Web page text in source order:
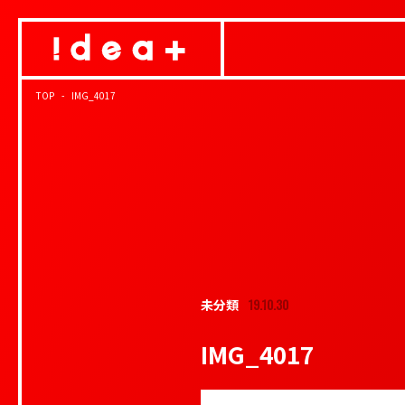
TOP IMG_4017
未分類 19.10.30
IMG_4017